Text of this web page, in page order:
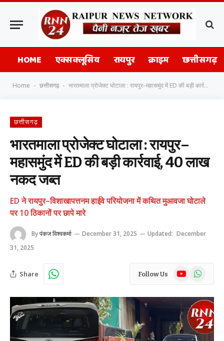
HOME एक्सक्लूसिव रायपुर क्राइम छत्तीसगढ़
Home - छत्तीसगढ़ - भारतमाला प्रोजेक्ट घोटाला : रायपुर–महासमुंद में ED की बड़ी कार्रवाई, 40 लाख नकद जब्त
छत्तीसगढ़
भारतमाला प्रोजेक्ट घोटाला : रायपुर–
महासमुंद में ED की बड़ी कार्रवाई, 40 लाख
नकद जब्त
ED ने रायपुर–विशाखापत्तनम हाईवे परियोजना में कथित मुआवजा घोटाले
पर 10 ठिकानों पर छापे मारे
Byपंकज विश्वकर्मा December 31, 2025 Updated: December
31, 2025
Share Follow Us YouTubeWhatsApp